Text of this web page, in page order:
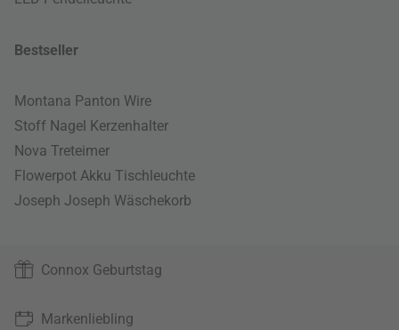
Bestseller
Montana Panton Wire
Stoff Nagel Kerzenhalter
Nova Treteimer
Flowerpot Akku Tischleuchte
Joseph Joseph Wäschekorb
Connox Geburtstag
Markenliebling